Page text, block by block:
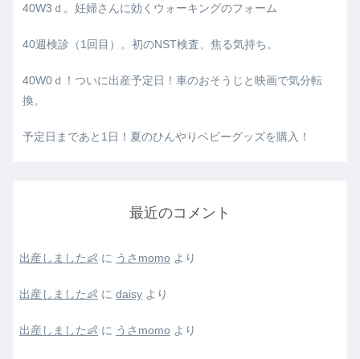
40W3ｄ。妊婦さんに効くウォーキングのフォーム
40週検診（1回目）。初のNST検査、焦る気持ち。
40W0ｄ！ついに出産予定日！車のおそうじと映画で気分転
換。
予定日まであと1日！夏のひんやりベビーグッズを購入！
最近のコメント
出産しました👶 に うさmomo より
出産しました👶 に daisy より
出産しました👶 に うさmomo より